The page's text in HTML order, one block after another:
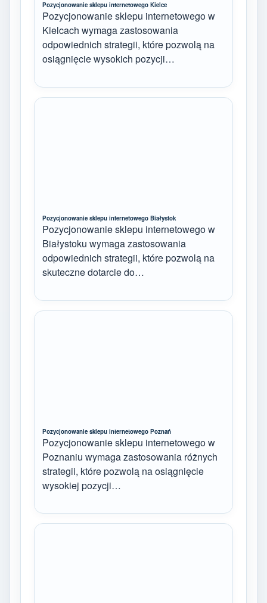
Pozycjonowanie sklepu internetowego Kielce
Pozycjonowanie sklepu internetowego w
Kielcach wymaga zastosowania
odpowiednich strategii, które pozwolą na
osiągnięcie wysokich pozycji…
Pozycjonowanie sklepu internetowego Białystok
Pozycjonowanie sklepu internetowego w
Białystoku wymaga zastosowania
odpowiednich strategii, które pozwolą na
skuteczne dotarcie do…
Pozycjonowanie sklepu internetowego Poznań
Pozycjonowanie sklepu internetowego w
Poznaniu wymaga zastosowania różnych
strategii, które pozwolą na osiągnięcie
wysokiej pozycji…